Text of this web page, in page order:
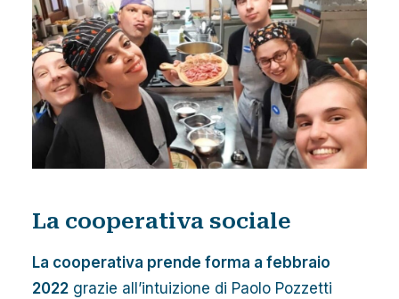
La cooperativa sociale
La cooperativa prende forma a febbraio
2022 grazie all’intuizione di Paolo Pozzetti